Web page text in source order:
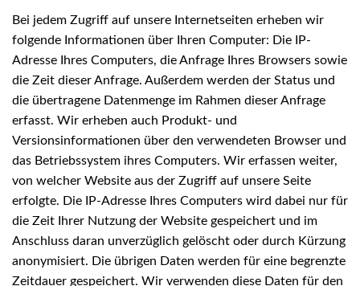
Bei jedem Zugriff auf unsere Internetseiten erheben wir
folgende Informationen über Ihren Computer: Die IP-
Adresse Ihres Computers, die Anfrage Ihres Browsers sowie
die Zeit dieser Anfrage. Außerdem werden der Status und
die übertragene Datenmenge im Rahmen dieser Anfrage
erfasst. Wir erheben auch Produkt- und
Versionsinformationen über den verwendeten Browser und
das Betriebssystem ihres Computers. Wir erfassen weiter,
von welcher Website aus der Zugriff auf unsere Seite
erfolgte. Die IP-Adresse Ihres Computers wird dabei nur für
die Zeit Ihrer Nutzung der Website gespeichert und im
Anschluss daran unverzüglich gelöscht oder durch Kürzung
anonymisiert. Die übrigen Daten werden für eine begrenzte
Zeitdauer gespeichert. Wir verwenden diese Daten für den